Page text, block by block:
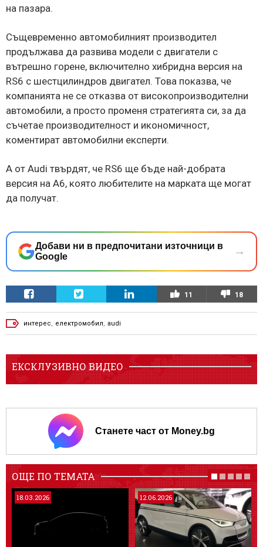
на пазара.
Същевременно автомобилният производител
продължава да развива модели с двигатели с
вътрешно горене, включително хибридна версия на
RS6 с шестцилиндров двигател. Това показва, че
компанията не се отказва от високопроизводителни
автомобили, а просто променя стратегията си, за да
съчетае производителност и икономичност,
коментират автомобилни експерти.
А от Audi твърдят, че RS6 ще бъде най-добрата
версия на A6, която любителите на марката ще могат
да получат.
Добави ни в предпочитани източници в
Google
→
11 18
интерес електромобил audi
ЕКСКЛУЗИВНО ВИДЕО
Станете част от Money.bg
ОЩЕ ПО ТЕМАТА
18.03.2026 12.06.2026